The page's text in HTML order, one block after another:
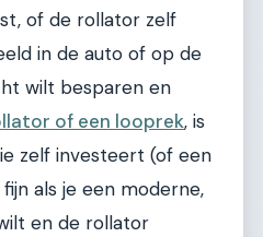
of de rollator zelf
in de auto of op de
wilt besparen en
of een looprek, is
zelf investeert (of een
als je een moderne,
en de rollator